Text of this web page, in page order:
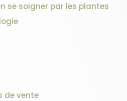
se soigner par les plantes
de vente